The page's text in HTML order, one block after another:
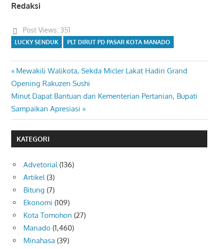
Redaksi
Post Views: 351
LUCKY SENDUK PLT DIRUT PD PASAR KOTA MANADO
Navigasi
pos
Previous
Post:
Mewakili Walikota, Sekda Micler Lakat Hadiri Grand
Opening Rakuzen Sushi
Next
Post:
Minut Dapat Bantuan dari Kementerian Pertanian, Bupati
Sampaikan Apresiasi
KATEGORI
Advetorial(136)
Artikel(3)
Bitung (7)
Ekonomi (109)
Kota Tomohon (27)
Manado (1,460)
Minahasa (39)